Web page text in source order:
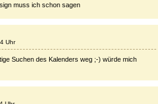
muss ich schon sagen
Uhr
Suchen des Kalenders weg ;-) würde mich